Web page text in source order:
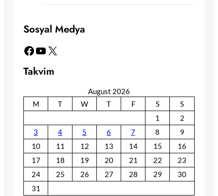
Sosyal Medya
Facebook YouTube X
Takvim
August 2026
M
T W T F S
S
1
2
3
4 5 6 7 8
9
10
11 12 13 14 15
16
17
18 19 20 21 22
23
24
25 26 27 28 29
30
31